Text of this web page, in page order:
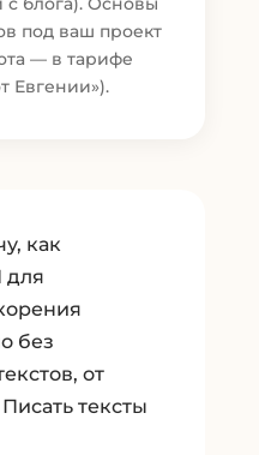
под ваш проект
— в тарифе
Евгении»).
как
для
без
от
тексты